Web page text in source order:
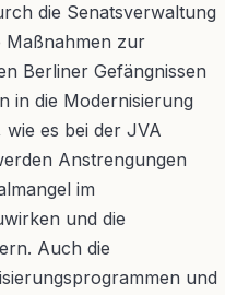
die Senatsverwaltung
Maßnahmen zur
Berliner Gefängnissen
in die Modernisierung
es bei der JVA
Anstrengungen
im
und die
Auch die
und